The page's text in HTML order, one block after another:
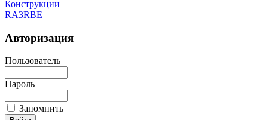
Конструкции
RA3RBE
Авторизация
Пользователь
Пароль
Запомнить